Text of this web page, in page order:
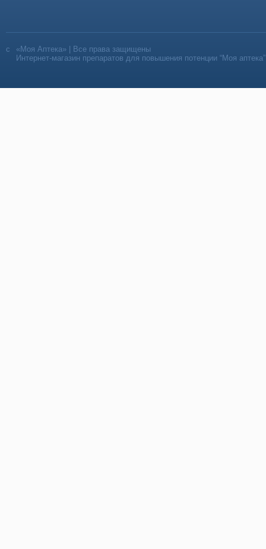
«Моя Аптека» | Все права защищены
Интернет-магазин препаратов для повышения потенции “Моя